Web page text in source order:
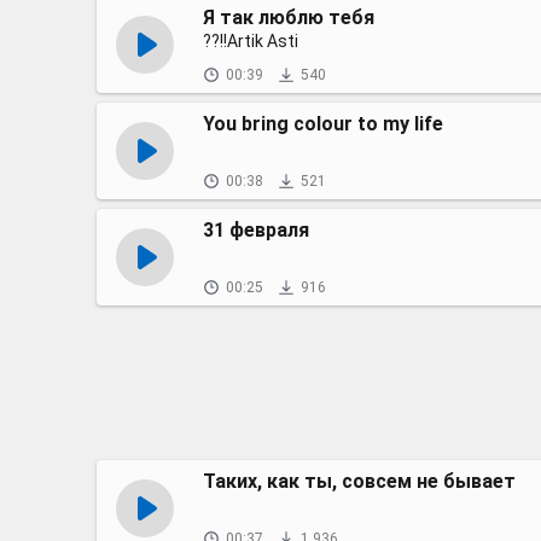
Я так люблю тебя
??!!Аrtik Asti
00:39 540
You bring colour to my life
00:38 521
31 февраля
00:25 916
Таких, как ты, совсем не бывает